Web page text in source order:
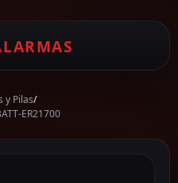
y Pilas/
ER21700